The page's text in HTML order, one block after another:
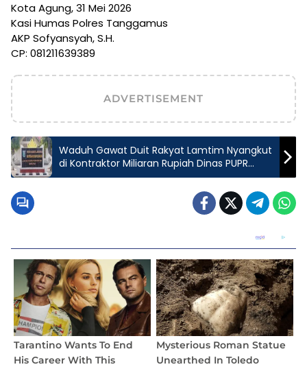
Kota Agung, 31 Mei 2026
Kasi Humas Polres Tanggamus
AKP Sofyansyah, S.H.
CP: 081211639389
ADVERTISEMENT
Waduh Gawat Duit Rakyat Lamtim Nyangkut
di Kontraktor Miliaran Rupiah Dinas PUPR
Tutup Mata